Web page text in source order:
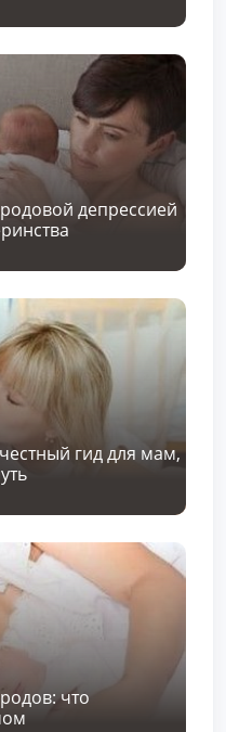
депрессией
гид для мам,
что